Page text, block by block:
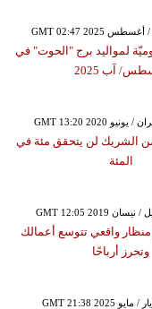
لمواليد برج "الحوت" في
آب 2025
الشريك لن يتحقق مئة في
المئة
واقعي تتوسع أعمالك
وتحرز أرباحًا